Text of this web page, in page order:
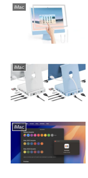
iMac
iMac
iMac